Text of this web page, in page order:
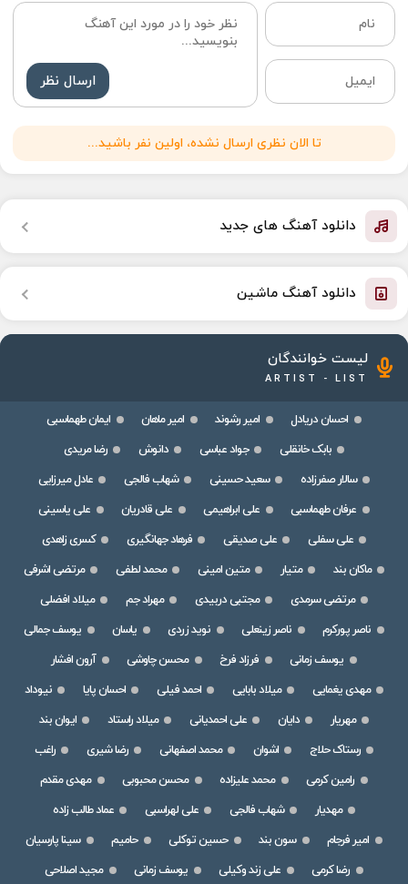
ارسال نظر
تا الان نظری ارسال نشده، اولین نفر باشید...
دانلود آهنگ های جدید
دانلود آهنگ ماشین
لیست خوانندگان
ARTIST - LIST
احسان دریادل امیر رشوند امیر ماهان
ایمان طهماسبی
بابک خانقلی
جواد عباسی دانوش
رضا مریدی
سالار صفرزاده
سعید حسینی شهاب فالجی
عادل میرزایی
عرفان طهماسبی
علی ابراهیمی علی قادریان
علی یاسینی
علی سفلی
علی صدیقی فرهاد جهانگیری
کسری زاهدی
ماکان بند
متیار متین امینی محمد لطفی
مرتضی اشرفی
مرتضی سرمدی
مجتبی دربیدی مهراد جم
میلاد افضلی
ناصر پورکرم
ناصر زینعلی نوید زردی یاسان
یوسف جمالی
یوسف زمانی
فرزاد فرخ محسن چاوشی
آرون افشار
مهدی یغمایی
میلاد بابایی احمد فیلی احسان پایا
نیوداد
مهریار
دایان علی احمدیانی میلاد راستاد
ایوان بند
رستاک حلاج
اشوان محمد اصفهانی رضا شیری
راغب
رامین کرمی
محمد علیزاده محسن محبوبی
مهدی مقدم
مهدیار
شهاب فالجی علی لهراسبی
عماد طالب زاده
امیر فرجام
سون بند حسین توکلی حامیم
سینا پارسیان
رضا کرمی
علی زند وکیلی یوسف زمانی
مجید اصلاحی